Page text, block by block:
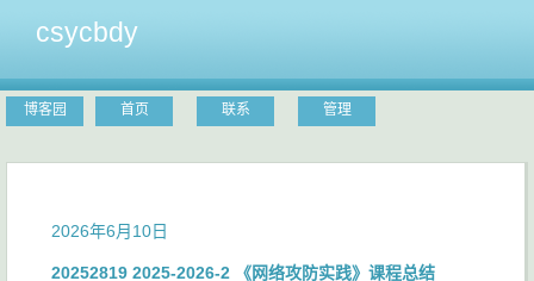
csycbdy
博客园 首页 联系 管理
2026年6月10日
20252819 2025-2026-2 《网络攻防实践》课程总结